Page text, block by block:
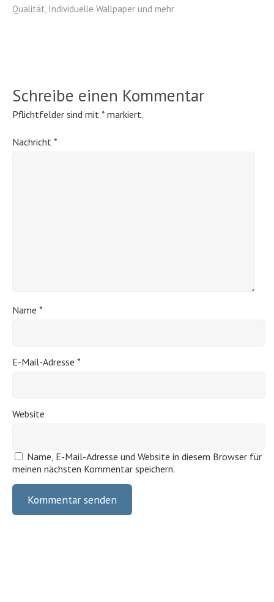
Qualität, Individuelle Wallpaper und mehr
Schreibe einen Kommentar
Pflichtfelder sind mit * markiert.
Nachricht *
Name *
E-Mail-Adresse *
Website
Name, E-Mail-Adresse und Website in diesem Browser für
meinen nächsten Kommentar speichern.